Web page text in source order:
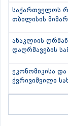
საქართველოს
თბილისის
ანაკლიის
დაღრმავების
ეკონომიკისა
ქვრივიშვილი